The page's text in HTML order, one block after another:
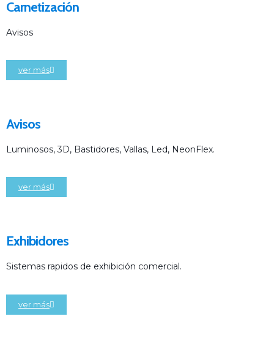
Carnetización
Avisos
ver más
Avisos
Luminosos, 3D, Bastidores, Vallas, Led, NeonFlex.
ver más
Exhibidores
Sistemas rapidos de exhibición comercial.
ver más